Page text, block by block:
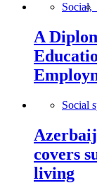
Social,
A
Social
covers
living